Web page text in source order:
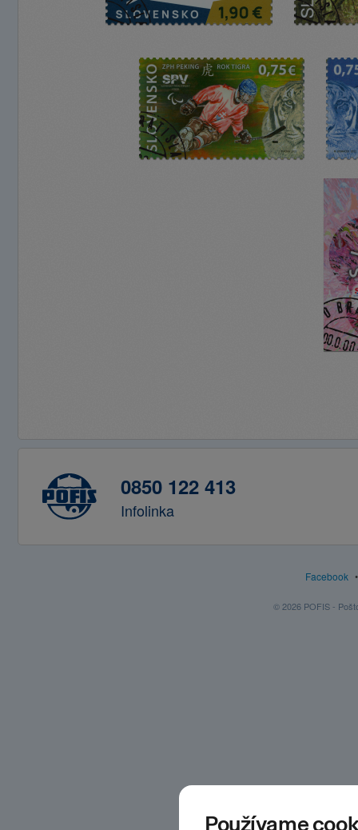
0850 122 413
Infolinka
Facebook
© 2026 POFIS -